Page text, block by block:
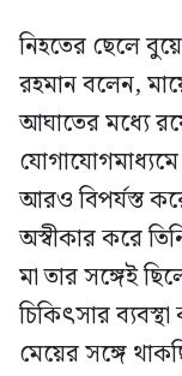
নিহতের ছেলে
রহমান বলেন,
আঘাতের মধ্যে
যোগাযোগমাধ্যমে
আরও বিপর্যস্ত
অস্বীকার করে
মা তার সঙ্গেই
চিকিৎসার
মেয়ের সঙ্গে